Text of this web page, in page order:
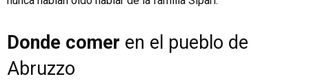
Donde comer en el pueblo de
Abruzzo